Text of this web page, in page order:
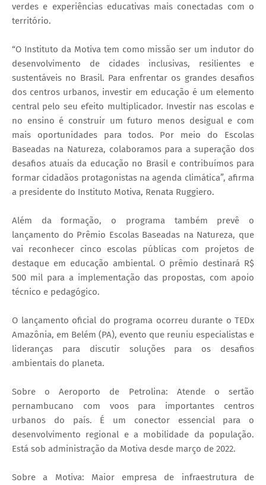
verdes e experiências educativas mais conectadas com o
território.
“O Instituto da Motiva tem como missão ser um indutor do
desenvolvimento de cidades inclusivas, resilientes e
sustentáveis no Brasil. Para enfrentar os grandes desafios
dos centros urbanos, investir em educação é um elemento
central pelo seu efeito multiplicador. Investir nas escolas e
no ensino é construir um futuro menos desigual e com
mais oportunidades para todos. Por meio do Escolas
Baseadas na Natureza, colaboramos para a superação dos
desafios atuais da educação no Brasil e contribuímos para
formar cidadãos protagonistas na agenda climática”, afirma
a presidente do Instituto Motiva, Renata Ruggiero.
Além da formação, o programa também prevê o
lançamento do Prêmio Escolas Baseadas na Natureza, que
vai reconhecer cinco escolas públicas com projetos de
destaque em educação ambiental. O prêmio destinará R$
500 mil para a implementação das propostas, com apoio
técnico e pedagógico.
O lançamento oficial do programa ocorreu durante o TEDx
Amazônia, em Belém (PA), evento que reuniu especialistas e
lideranças para discutir soluções para os desafios
ambientais do planeta.
Sobre o Aeroporto de Petrolina: Atende o sertão
pernambucano com voos para importantes centros
urbanos do país. É um conector essencial para o
desenvolvimento regional e a mobilidade da população.
Está sob administração da Motiva desde março de 2022.
Sobre a Motiva: Maior empresa de infraestrutura de